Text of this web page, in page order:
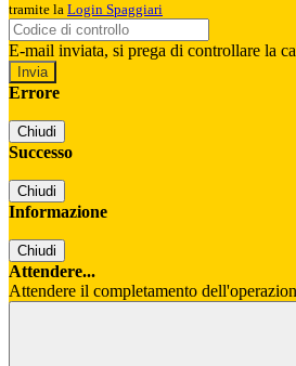
tramite la Login Spaggiari
E-mail inviata, si prega di controllare la
Errore
Chiudi
Successo
Chiudi
Informazione
Chiudi
Attendere...
Attendere il completamento